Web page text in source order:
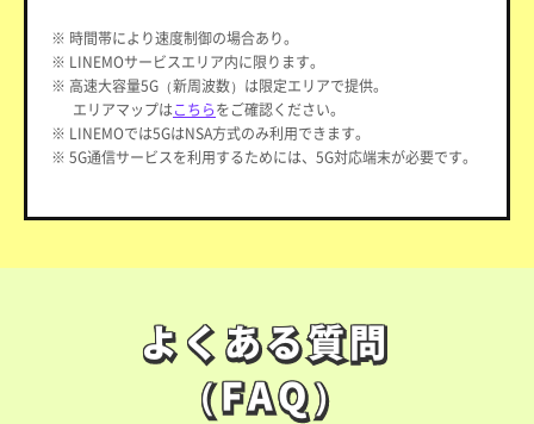
※ 時間帯により速度制御の場合あり。
※ LINEMOサービスエリア内に限ります。
※ 高速大容量5G（新周波数）は限定エリアで提供。
エリアマップはこちらをご確認ください。
※ LINEMOでは5GはNSA方式のみ利用できます。
※ 5G通信サービスを利用するためには、5G対応端末が必要です。
よくある質問
（FAQ）
よくある質問
（FAQ）